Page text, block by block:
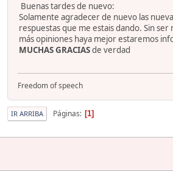
Buenas tardes de nuevo:
Solamente agradecer de nuevo las
respuestas que me estais dando. Sin
más opiniones haya mejor estaremos
MUCHAS GRACIASde verdad
Freedom of speech
IR ARRIBA Páginas 1